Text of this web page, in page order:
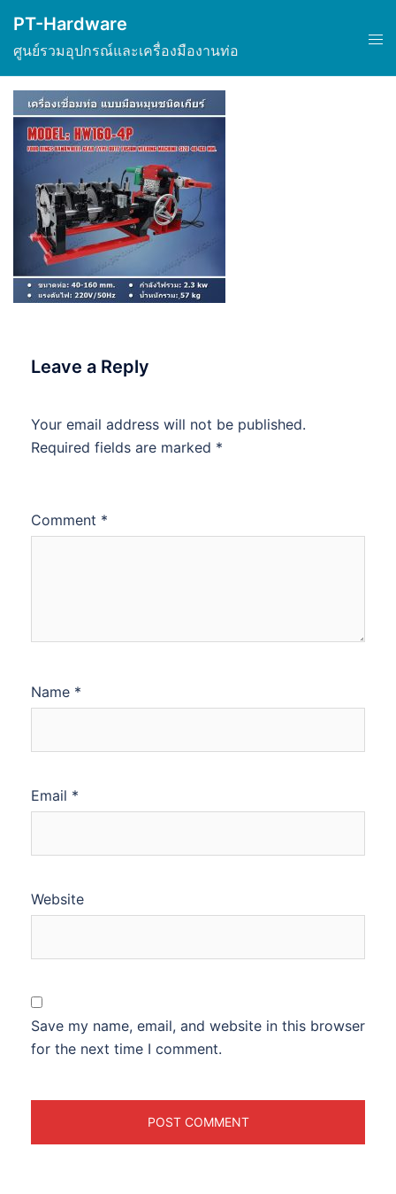
content
PT-Hardware
ศูนย์รวมอุปกรณ์และเครื่องมืองานท่อ
Leave a Reply
Your email address will not be published.
Required fields are marked *
Comment *
Name *
Email *
Website
Save my name, email, and website in this browser
for the next time I comment.